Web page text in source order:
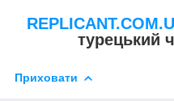
турецький
Приховати